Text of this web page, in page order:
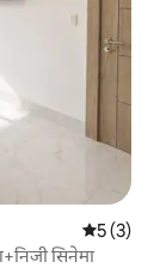
औसत रेटिंग
5 (3)
सिनेमा